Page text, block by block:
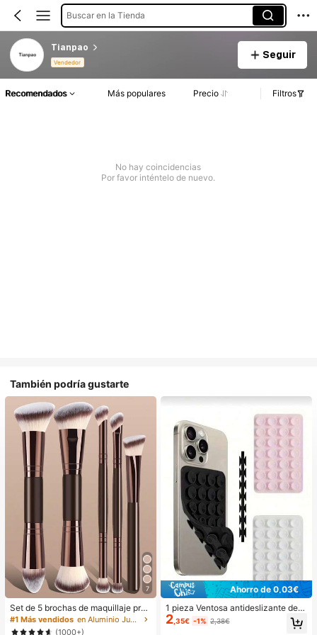
Buscar en la Tienda
Tianpao
Vendedor
Seguir
Recomendados Más populares Precio Filtros
No hay coincidencias
Por favor inténtelo de nuevo.
También podría gustarte
7
Set de 5 brochas de maquillaje prof
esional, brochas de maquillaje port
átiles para viaje, kit de herramienta
#1 Más vendidos
en Aluminio Juegos De Pinceles
(1000+)
Ahorro de 0,03€
1 pieza Ventosa antideslizante de si
licona para teléfono, 28 piezas Vent
osas de silicona (almohadillas auto
2 ,35€ -1% 2,38€